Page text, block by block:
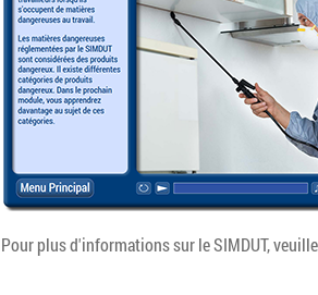
Pour plus d'informations sur le SIMDUT,